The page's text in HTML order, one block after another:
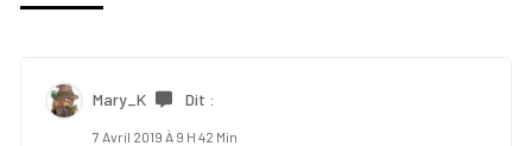
Mary_K Dit :
7 Avril 2019 À 9 H 42 Min